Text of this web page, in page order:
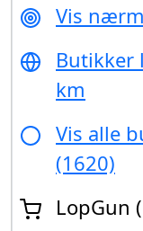
Vis
km
Vis alle
(1620)
LopGun